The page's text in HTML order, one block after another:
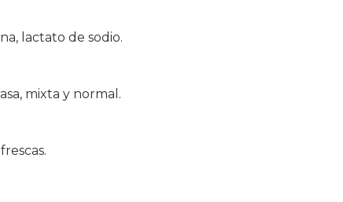
lactato de sodio.
mixta y normal.